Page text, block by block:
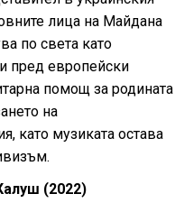
лица на Майдана
по света като
пред европейски
помощ за родината
на
като музиката остава
(2022)